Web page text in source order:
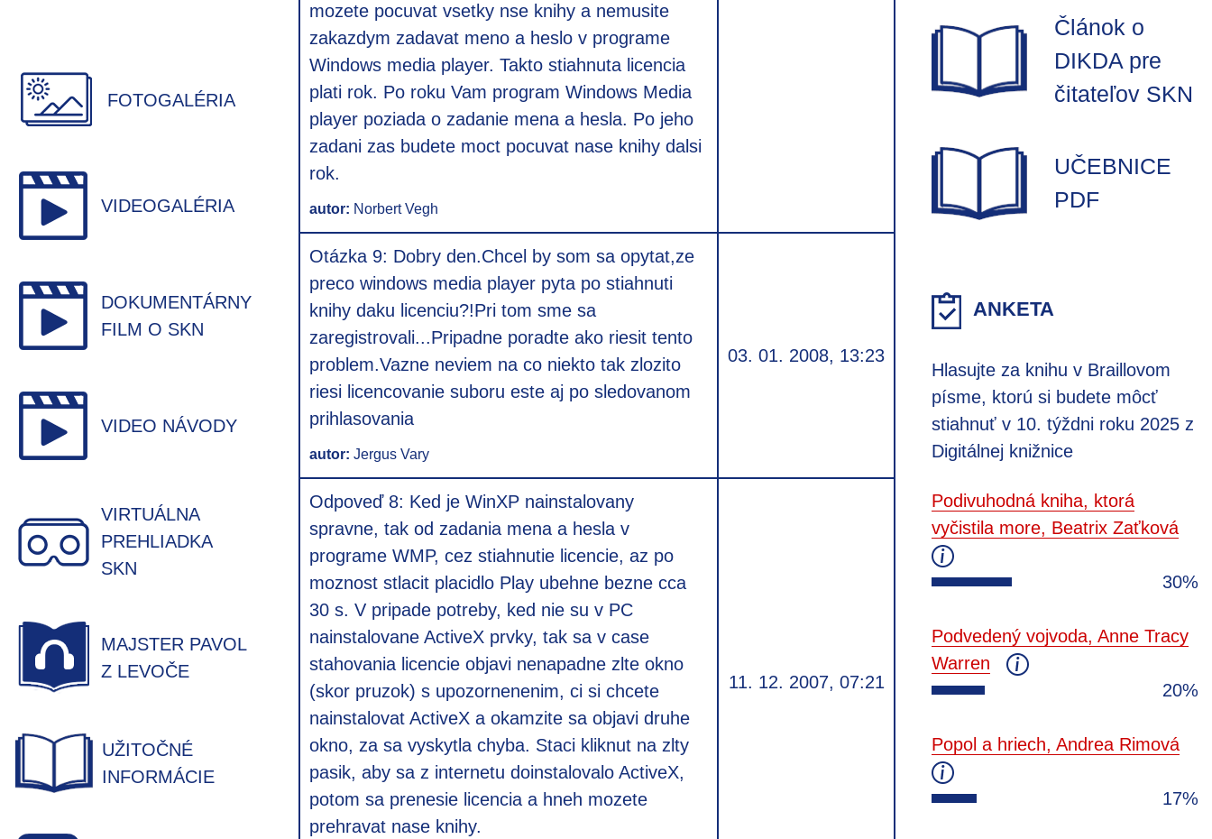
FOTOGALÉRIA
VIDEOGALÉRIA
DOKUMENTÁRNY
FILM O SKN
VIDEO NÁVODY
VIRTUÁLNA
PREHLIADKA
SKN
MAJSTER PAVOL
Z LEVOČE
UŽITOČNÉ
INFORMÁCIE
mozete pocuvat vsetky nse knihy a nemusite
zakazdym zadavat meno a heslo v programe
Windows media player. Takto stiahnuta licencia
plati rok. Po roku Vam program Windows Media
player poziada o zadanie mena a hesla. Po jeho
zadani zas budete moct pocuvat nase knihy dalsi
rok.
autor: Norbert Vegh
Otázka 9: Dobry den.Chcel by som sa opytat,ze
preco windows media player pyta po stiahnuti
knihy daku licenciu?!Pri tom sme sa
zaregistrovali...Pripadne poradte ako riesit tento
problem.Vazne neviem na co niekto tak zlozito
riesi licencovanie suboru este aj po sledovanom
prihlasovania
autor: Jergus Vary
03. 01. 2008, 13:23
Odpoveď 8: Ked je WinXP nainstalovany
spravne, tak od zadania mena a hesla v
programe WMP, cez stiahnutie licencie, az po
moznost stlacit placidlo Play ubehne bezne cca
30 s. V pripade potreby, ked nie su v PC
nainstalovane ActiveX prvky, tak sa v case
stahovania licencie objavi nenapadne zlte okno
(skor pruzok) s upozornenenim, ci si chcete
nainstalovat ActiveX a okamzite sa objavi druhe
okno, za sa vyskytla chyba. Staci kliknut na zlty
pasik, aby sa z internetu doinstalovalo ActiveX,
potom sa prenesie licencia a hneh mozete
prehravat nase knihy.
11. 12. 2007, 07:21
Článok o
DIKDA pre
čitateľov SKN
UČEBNICE
PDF
ANKETA
Hlasujte za knihu v Braillovom
písme, ktorú si budete môcť
stiahnuť v 10. týždni roku 2025 z
Digitálnej knižnice
Podivuhodná kniha, ktorá
vyčistila more, Beatrix Zaťková
30%
Podvedený vojvoda, Anne Tracy
Warren
20%
Popol a hriech, Andrea Rimová
17%